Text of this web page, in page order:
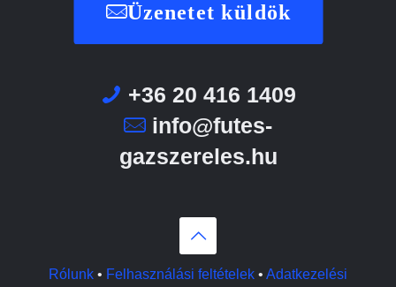
Üzenetet küldök
+36 20 416 1409
info@futes-
gazszereles.hu
Rólunk • Felhasználási feltételek • Adatkezelési